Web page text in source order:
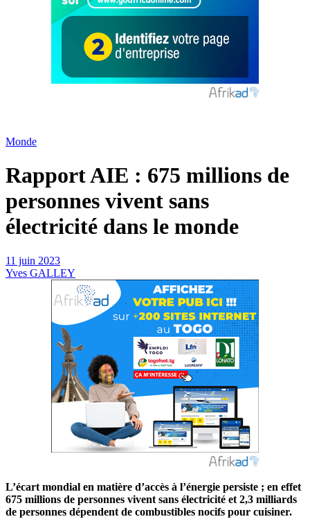
Monde
Rapport AIE : 675 millions de
personnes vivent sans
électricité dans le monde
11 juin 2023
Yves GALLEY
L’écart mondial en matière d’accès à l’énergie persiste ; en effet
675 millions de personnes vivent sans électricité et 2,3 milliards
de personnes dépendent de combustibles nocifs pour cuisiner.